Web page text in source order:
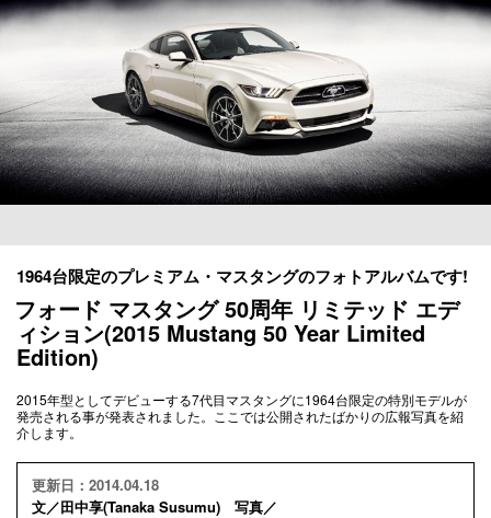
1964台限定のプレミアム・マスタングのフォトアルバムです!
フォード マスタング 50周年 リミテッド エデ
ィション(2015 Mustang 50 Year Limited
Edition)
2015年型としてデビューする7代目マスタングに1964台限定の特別モデルが
発売される事が発表されました。ここでは公開されたばかりの広報写真を紹
介します。
更新日：2014.04.18
文／田中享(Tanaka Susumu) 写真／